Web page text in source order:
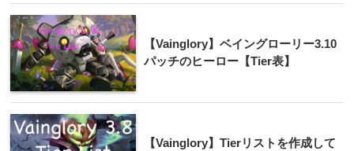
【Vainglory】ベイングローリー3.10
パッチのヒーロー【Tier表】
【Vainglory】Tierリストを作成して